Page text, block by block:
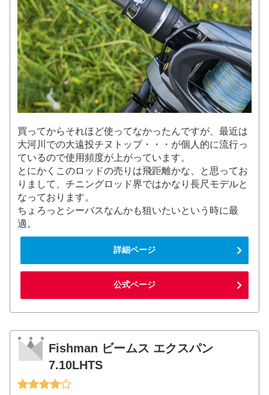
買ってからそれほど使ってなかったんですが、最近は
大河川での大遠投チヌトップ・・・が個人的に流行っ
ているので使用頻度が上がっています。
とにかくこのロッドの売りは飛距離かな、と思ってお
りまして、チニングロッド界ではかなり長尺モデルと
なっております。
ちょろっとシーバスなんかも狙いたいという時に最
適。
詳細ページ
公式ページ
Fishman ビームス エクスパン
7.10LHTS